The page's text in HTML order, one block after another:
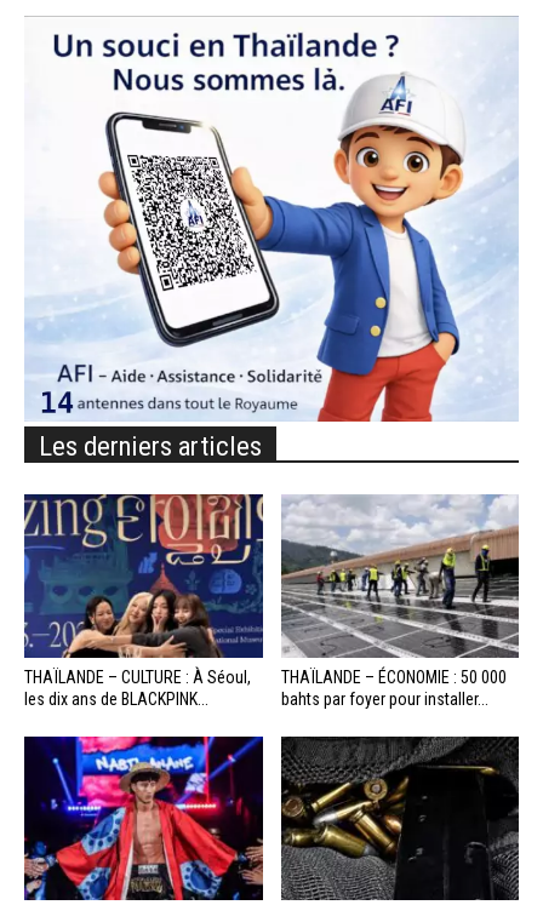
Les derniers articles
THAÏLANDE – CULTURE : À Séoul,
les dix ans de BLACKPINK...
THAÏLANDE – ÉCONOMIE : 50 000
bahts par foyer pour installer...